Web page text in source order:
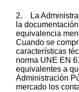
2. La
la
equivalencia
Cuando se
características
norma UNE EN
equivalentes a
Administración
mercado los